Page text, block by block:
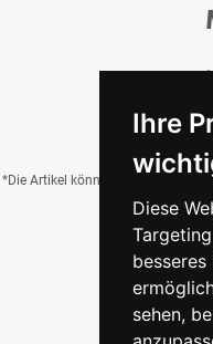
Ihre
Diese
sehen,
*Die Artikel können durch
von der